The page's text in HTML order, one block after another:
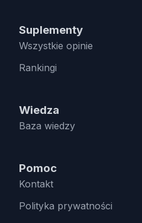
Suplementy
Wszystkie opinie
Rankingi
Wiedza
Baza wiedzy
Pomoc
Kontakt
Polityka prywatności